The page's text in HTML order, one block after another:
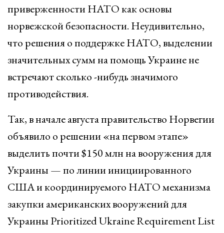
приверженности НАТО как основы
норвежской безопасности. Неудивительно,
что решения о поддержке НАТО, выделении
значительных сумм на помощь Украине не
встречают сколько -нибудь значимого
противодействия.
Так, в начале августа правительство Норвегии
объявило о решении «на первом этапе»
выделить почти $150 млн на вооружения для
Украины — по линии инициированного
США и координируемого НАТО механизма
закупки американских вооружений для
Украины Prioritized Ukraine Requirement List